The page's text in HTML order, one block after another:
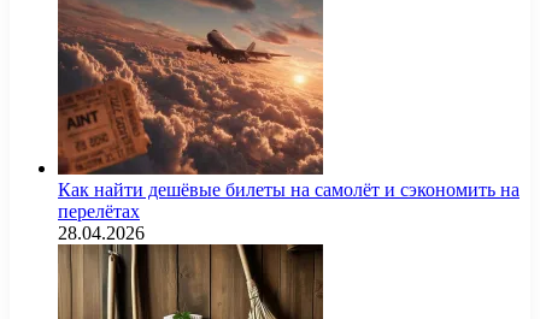
Как найти дешёвые билеты на самолёт и сэкономить на
перелётах
28.04.2026